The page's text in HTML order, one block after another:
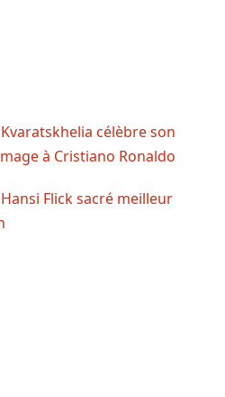
Kvaratskhelia célèbre son
à Cristiano Ronaldo
Flick sacré meilleur